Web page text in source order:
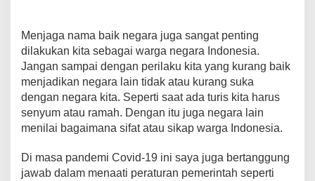
Menjaga nama baik negara juga sangat penting
dilakukan kita sebagai warga negara Indonesia.
Jangan sampai dengan perilaku kita yang kurang baik
menjadikan negara lain tidak atau kurang suka
dengan negara kita. Seperti saat ada turis kita harus
senyum atau ramah. Dengan itu juga negara lain
menilai bagaimana sifat atau sikap warga Indonesia.
Di masa pandemi Covid-19 ini saya juga bertanggung
jawab dalam menaati peraturan pemerintah seperti